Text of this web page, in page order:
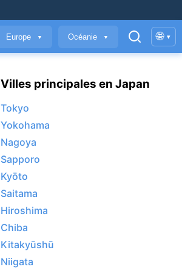
Europe ▼ Océanie ▼ 🌐 ▾
Villes principales en Japan
Tokyo
Yokohama
Nagoya
Sapporo
Kyōto
Saitama
Hiroshima
Chiba
Kitakyūshū
Niigata